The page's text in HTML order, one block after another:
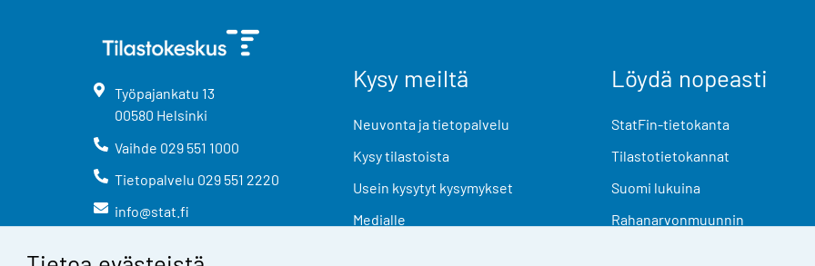
Työpajankatu 13
00580 Helsinki
Vaihde 029 551 1000
Tietopalvelu 029 551 2220
info@stat.fi
Kysy meiltä
Neuvonta ja tietopalvelu
Kysy tilastoista
Usein kysytyt kysymykset
Medialle
Löydä nopeasti
StatFin-tietokanta
Tilastotietokannat
Suomi lukuina
Rahanarvonmuunnin